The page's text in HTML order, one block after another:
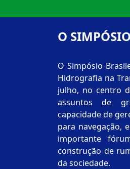
O SIMPÓSIO
O Simpósio
Hidrografia na
julho, no centro
assuntos de
capacidade de
para navegação,
importante fórum
construção de
da sociedade.